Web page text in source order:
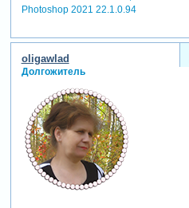
Photoshop 2021 22.1.0.94
oligawlad
Долгожитель